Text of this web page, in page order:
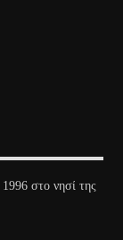
στο νησί της